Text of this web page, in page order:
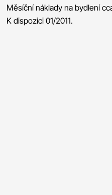
Měsíční náklady na bydlení
K dispozici 01/2011.